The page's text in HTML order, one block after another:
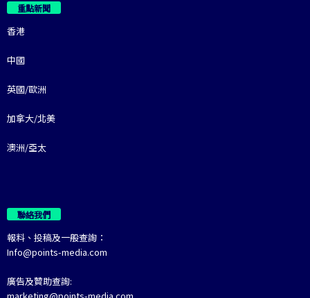
重點新聞
香港
中國
英國/歐洲
加拿大/北美
澳洲/亞太
聯絡我們
報料、投稿及一般查詢：
Info@points-media.com
廣告及贊助查詢: